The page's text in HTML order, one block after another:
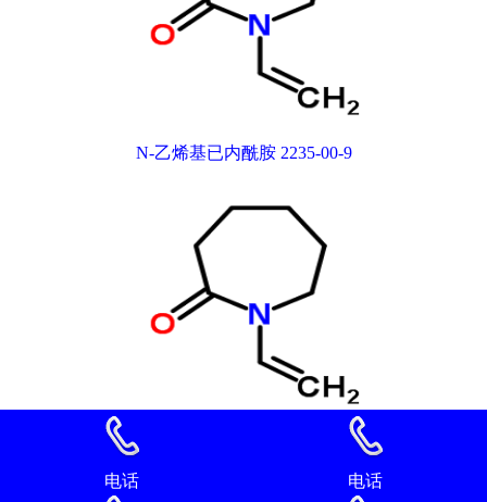
N-乙烯基已内酰胺 2235-00-9
N-乙烯基已内酰胺 2235-00-9
电话 电话